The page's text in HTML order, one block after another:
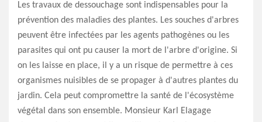
Les travaux de dessouchage sont indispensables pour la
prévention des maladies des plantes. Les souches d'arbres
peuvent être infectées par les agents pathogènes ou les
parasites qui ont pu causer la mort de l'arbre d'origine. Si
on les laisse en place, il y a un risque de permettre à ces
organismes nuisibles de se propager à d'autres plantes du
jardin. Cela peut compromettre la santé de l'écosystème
végétal dans son ensemble. Monsieur Karl Elagage